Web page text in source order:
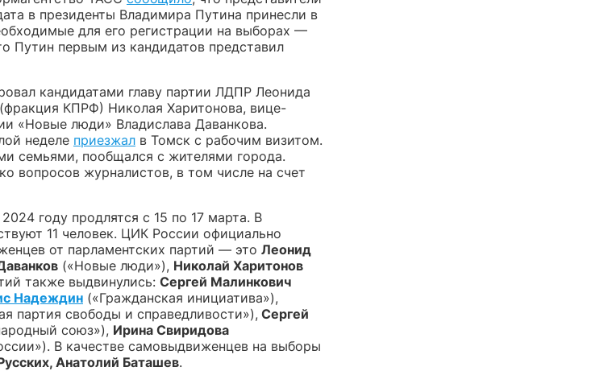
в президенты Владимира Путина принесли в
для его регистрации на выборах —
Путин первым из кандидатов представил
кандидатами главу партии ЛДПР Леонида
КПРФ) Николая Харитонова, вице-
«Новые люди» Владислава Даванкова.
неделе приезжал в Томск с рабочим визитом.
семьями, пообщался с жителями города.
вопросов журналистов, в том числе на счет
году продлятся с 15 по 17 марта. В
11 человек. ЦИК России официально
от парламентских партий — это Леонид
(«Новые люди»), Николай Харитонов
также выдвинулись: Сергей Малинкович
Надеждин («Гражданская инициатива»),
партия свободы и справедливости»), Сергей
союз»), Ирина Свиридова
В качестве самовыдвиженцев на выборы
Анатолий Баташев.